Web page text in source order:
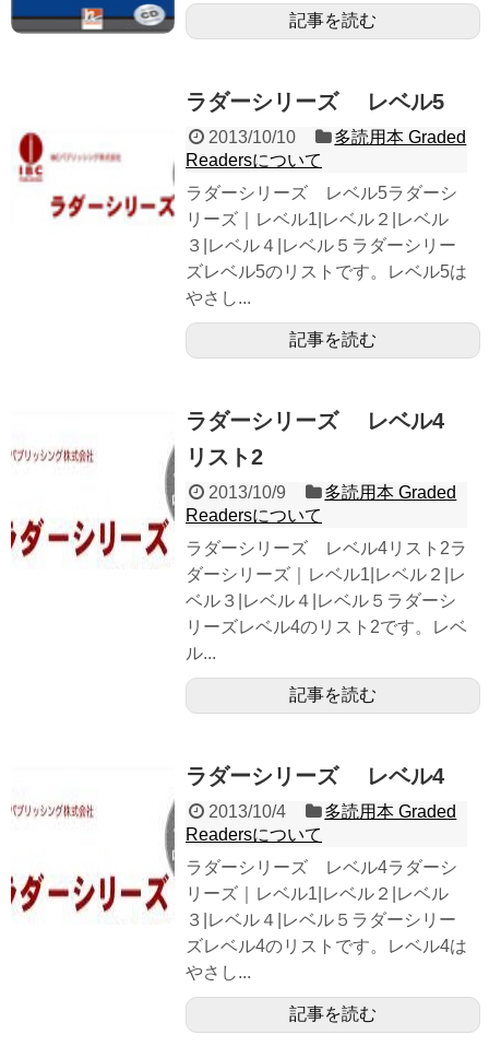
記事を読む
ラダーシリーズ レベル5
2013/10/10
多読用本 Graded
Readersについて
ラダーシリーズ レベル5ラダーシ
リーズ｜レベル1|レベル２|レベル
３|レベル４|レベル５ラダーシリー
ズレベル5のリストです。レベル5は
やさし...
記事を読む
ラダーシリーズ レベル4
リスト2
2013/10/9
多読用本 Graded
Readersについて
ラダーシリーズ レベル4リスト2ラ
ダーシリーズ｜レベル1|レベル２|レ
ベル３|レベル４|レベル５ラダーシ
リーズレベル4のリスト2です。レベ
ル...
記事を読む
ラダーシリーズ レベル4
2013/10/4
多読用本 Graded
Readersについて
ラダーシリーズ レベル4ラダーシ
リーズ｜レベル1|レベル２|レベル
３|レベル４|レベル５ラダーシリー
ズレベル4のリストです。レベル4は
やさし...
記事を読む